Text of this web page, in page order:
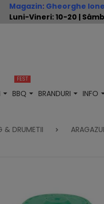
Magazin: Gheorghe
Luni-Vineri: 10-20 |
BBQ
FEST
BRANDURI INFO
& DRUMETII